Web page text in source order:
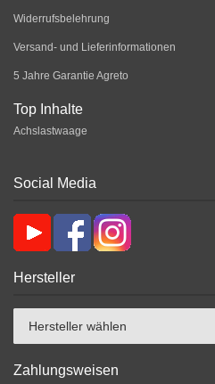
Widerrufsbelehrung
Versand- und Lieferinformationen
5 Jahre Garantie Agreto
Top Inhalte
Achslastwaage
Social Media
Hersteller
Hersteller wählen
Zahlungsweisen